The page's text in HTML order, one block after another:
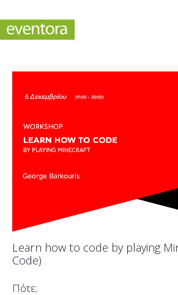
Learn how to code by playing
Code)
Πότε;